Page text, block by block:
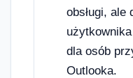
obsługi, ale
dla osób
Outlooka.